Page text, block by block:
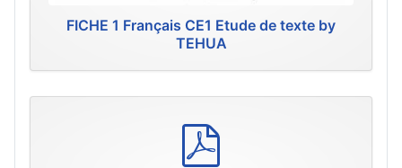
FICHE 1 Français CE1 Etude de texte by
TEHUA